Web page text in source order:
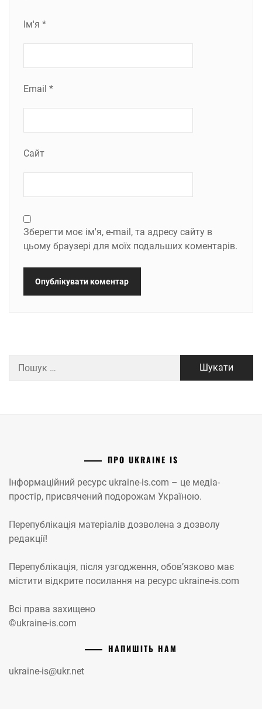
Ім'я *
Email *
Сайт
Зберегти моє ім'я, e-mail, та адресу сайту в
цьому браузері для моїх подальших коментарів.
ПРО UKRAINE IS
Інформаційний ресурс ukraine-is.com – це медіа-
простір, присвячений подорожам Україною.
Перепублікація матеріалів дозволена з дозволу
редакції!
Перепублікація, після узгодження, обов’язково має
містити відкрите посилання на ресурс ukraine-is.com
Всі права захищено
©ukraine-is.com
НАПИШІТЬ НАМ
ukraine-is@ukr.net